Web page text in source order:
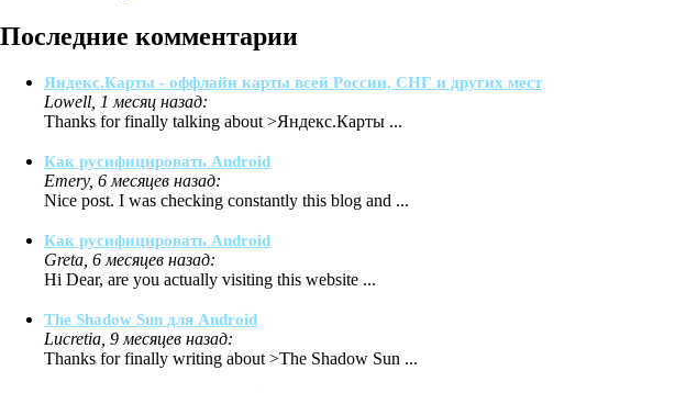
Последние комментарии
Яндекс.Карты - оффлайн карты всей России, СНГ и других мест
Lowell, 1 месяц назад:
Thanks for finally talking about >Яндекс.Карты ...
Как русифицировать Android
Emery, 6 месяцев назад:
Nice post. I was checking constantly this blog and ...
Как русифицировать Android
Greta, 6 месяцев назад:
Hi Dear, are you actually visiting this website ...
The Shadow Sun для Android
Lucretia, 9 месяцев назад:
Thanks for finally writing about >The Shadow Sun ...